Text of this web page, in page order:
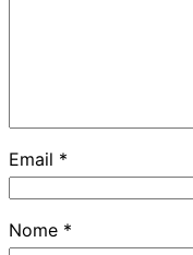
Email *
Nome *